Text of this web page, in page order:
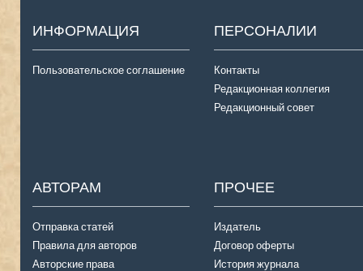
ИНФОРМАЦИЯ
Пользовательское соглашение
ПЕРСОНАЛИИ
Контакты
Редакционная коллегия
Редакционный совет
АВТОРАМ
Отправка статей
Правила для авторов
Авторские права
ПРОЧЕЕ
Издатель
Договор оферты
История журнала